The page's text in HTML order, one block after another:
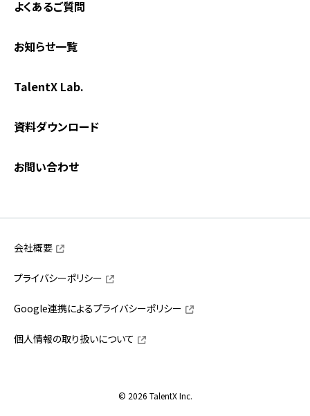
よくあるご質問
お知らせ一覧
TalentX Lab.
資料ダウンロード
お問い合わせ
会社概要
プライバシーポリシー
Google連携によるプライバシーポリシー
個人情報の取り扱いについて
© 2026 TalentX Inc.